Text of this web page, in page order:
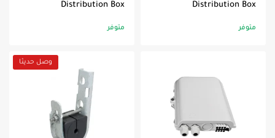
Distribution Box
متوفر
Distribution Box
متوفر
وصل حديثا